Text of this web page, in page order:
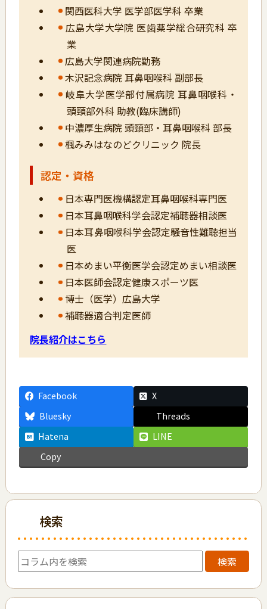
関西医科大学 医学部医学科 卒業
広島大学大学院 医歯薬学総合研究科 卒
業
広島大学関連病院勤務
木沢記念病院 耳鼻咽喉科 副部長
岐阜大学医学部付属病院 耳鼻咽喉科・
頭頸部外科 助教(臨床講師)
中濃厚生病院 頭頸部・耳鼻咽喉科 部長
楓みみはなのどクリニック 院長
認定・資格
日本専門医機構認定耳鼻咽喉科専門医
日本耳鼻咽喉科学会認定補聴器相談医
日本耳鼻咽喉科学会認定騒音性難聴担当
医
日本めまい平衡医学会認定めまい相談医
日本医師会認定健康スポーツ医
博士（医学）広島大学
補聴器適合判定医師
院長紹介はこちら
Facebook
X
Bluesky
Threads
Hatena
LINE
Copy
検索
検索